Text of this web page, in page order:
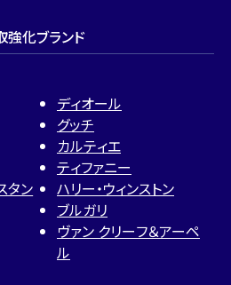
強化ブランド
タン
ディオール
グッチ
カルティエ
ティファニー
ハリー・ウィンストン
ブルガリ
ヴァン クリーフ＆アーペ
ル